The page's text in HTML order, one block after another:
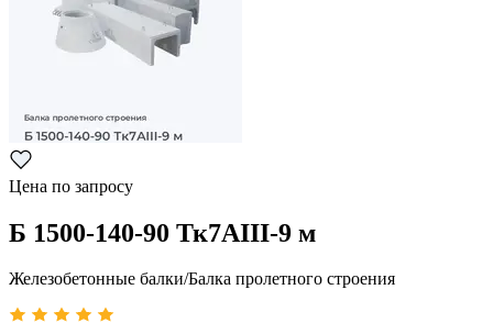
Цена по запросу
Б 1500-140-90 Тк7АIII-9 м
Железобетонные балки/Балка пролетного строения